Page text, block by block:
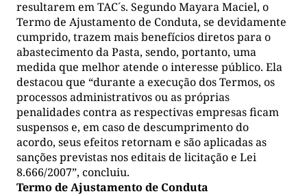
resultarem em TAC´s. Segundo Mayara Maciel, o
Termo de Ajustamento de Conduta, se devidamente
cumprido, trazem mais benefícios diretos para o
abastecimento da Pasta, sendo, portanto, uma
medida que melhor atende o interesse público. Ela
destacou que “durante a execução dos Termos, os
processos administrativos ou as próprias
penalidades contra as respectivas empresas ficam
suspensos e, em caso de descumprimento do
acordo, seus efeitos retornam e são aplicadas as
sanções previstas nos editais de licitação e Lei
8.666/2007”, concluiu.
Termo de Ajustamento de Conduta